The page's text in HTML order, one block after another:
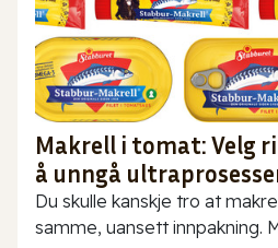
Makrell i tomat: Velg
å unngå
Du skulle kanskje tro at
samme, uansett innpakning.